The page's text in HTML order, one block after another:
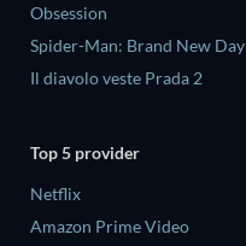
Obsession
Spider-Man: Brand New Day
Il diavolo veste Prada 2
Top 5 provider
Netflix
Amazon Prime Video